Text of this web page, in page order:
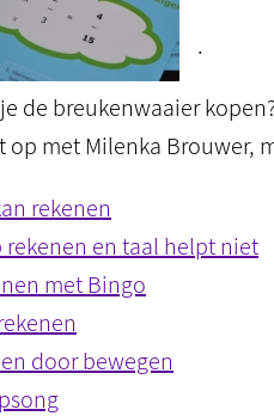
.
de breukenwaaier kopen?
op met Milenka Brouwer,
rekenen
rekenen en taal helpt niet
met Bingo
door bewegen